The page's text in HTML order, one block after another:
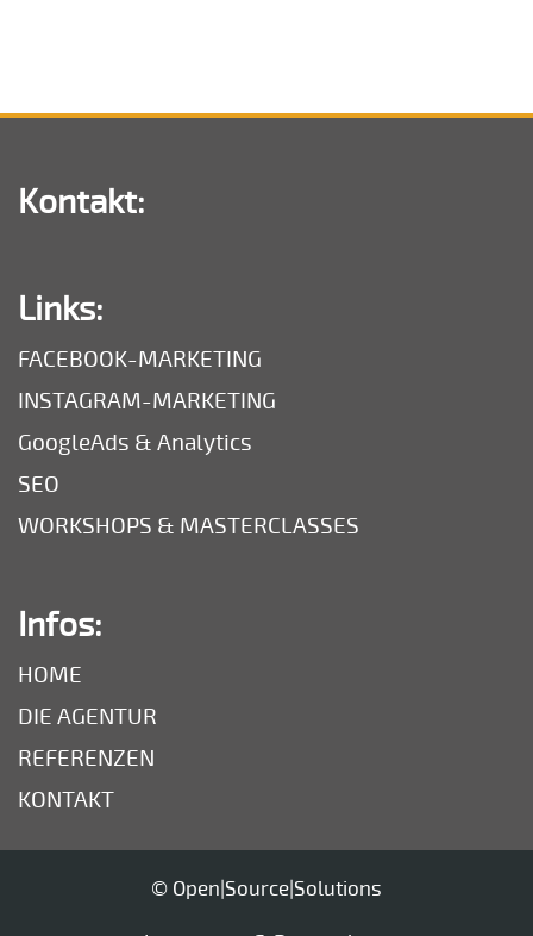
Kontakt:
Links:
FACEBOOK-MARKETING
INSTAGRAM-MARKETING
GoogleAds & Analytics
SEO
WORKSHOPS & MASTERCLASSES
Infos:
HOME
DIE AGENTUR
REFERENZEN
KONTAKT
© Open|Source|Solutions